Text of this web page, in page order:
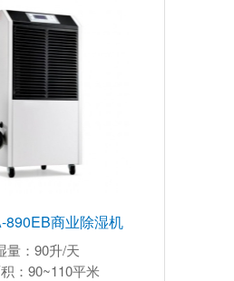
890EB商业除湿机
量：90升/天
：90~110平米